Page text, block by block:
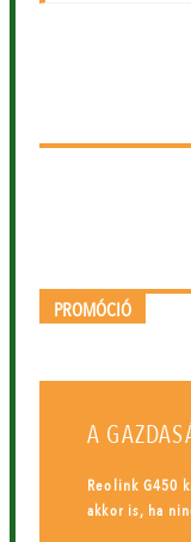
PROMÓCIÓ
A
Reolink G450
akkor is, ha